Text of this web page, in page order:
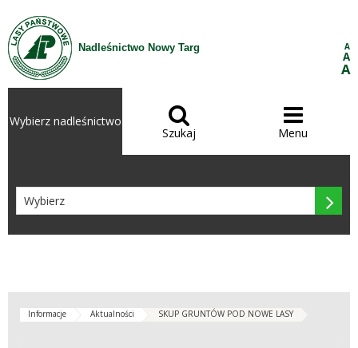
Przejdź do treści
Nadleśnictwo Nowy Targ A
A
A
Wybierz nadleśnictwo 
Szukaj

Menu

Informacje Aktualności SKUP GRUNTÓW POD NOWE LASY